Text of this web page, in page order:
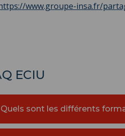
www.groupe-insa.fr/
ECIU
Quels sont les différents